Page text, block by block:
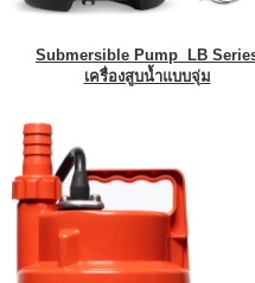
Submersible Pump LB
เครื่องสูบน้ำแบบจุ่ม